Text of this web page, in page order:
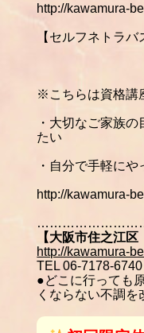
http://kawamura-
【セルフネトラバ
※ こちらは資格講
・大切なご家族
たい
・自分で手軽にや
http://kawamura-
【大阪市住之江
http://kawamura-
TEL 06-7178-6740
●どこに行っても
くならない不調